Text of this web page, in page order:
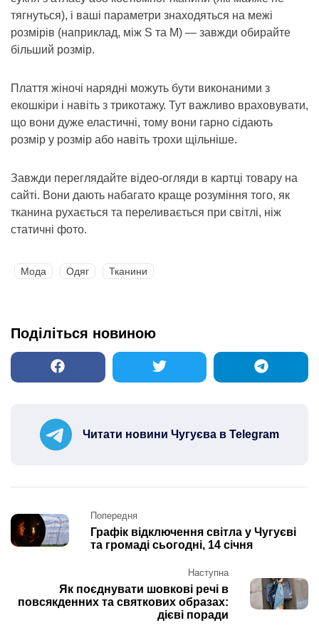
тягнуться), і ваші параметри знаходяться на межі
розмірів (наприклад, між S та M) — завжди обирайте
більший розмір.
Плаття жіночі нарядні можуть бути виконаними з
екошкіри і навіть з трикотажу. Тут важливо враховувати,
що вони дуже еластичні, тому вони гарно сідають
розмір у розмір або навіть трохи щільніше.
Завжди переглядайте відео-огляди в картці товару на
сайті. Вони дають набагато краще розуміння того, як
тканина рухається та переливається при світлі, ніж
статичні фото.
Мода Одяг Тканини
Поділіться новиною
Читати новини Чугуєва в Telegram
Post
navigation
Попередня
Графік відключення світла у Чугуєві
та громаді сьогодні, 14 січня
Наступна
Як поєднувати шовкові речі в
повсякденних та святкових образах:
дієві поради